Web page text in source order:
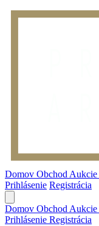
Domov Obchod Aukcie
Prihlásenie Registrácia
Domov Obchod Aukcie
Prihlásenie Registrácia